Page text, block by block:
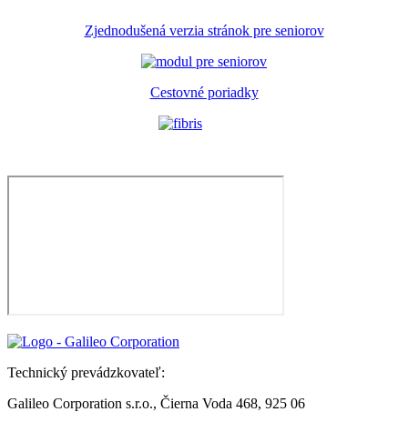
Zjednodušená verzia stránok pre seniorov
Cestovné poriadky
Technický prevádzkovateľ:
Galileo Corporation s.r.o., Čierna Voda 468, 925 06